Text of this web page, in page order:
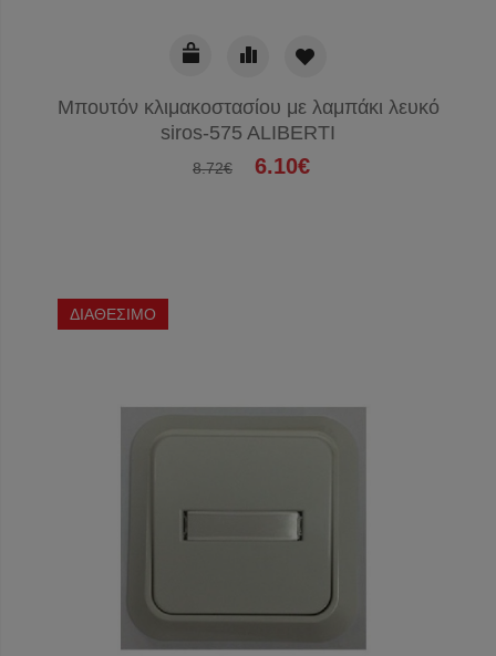
Μπουτόν κλιμακοστασίου με λαμπάκι λευκό
siros-575 ALIBERTI
8.72€ 6.10€
ΔΙΑΘΕΣΙΜΟ